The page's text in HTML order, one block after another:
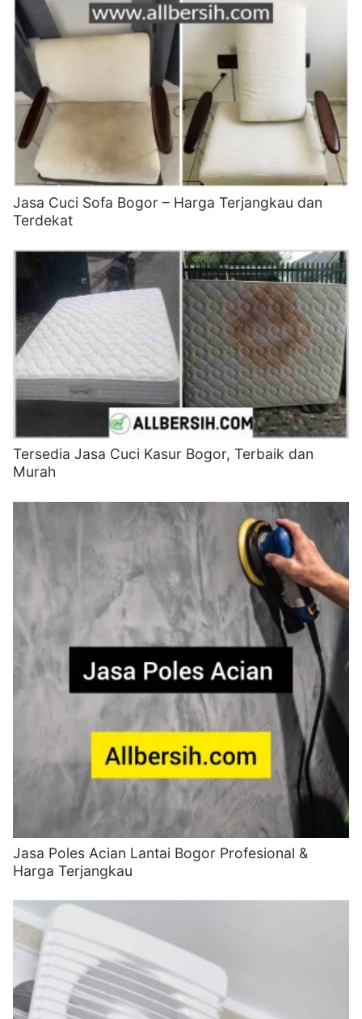
Jasa Cuci Sofa Bogor – Harga Terjangkau dan
Terdekat
Tersedia Jasa Cuci Kasur Bogor, Terbaik dan
Murah
Jasa Poles Acian Lantai Bogor Profesional &
Harga Terjangkau